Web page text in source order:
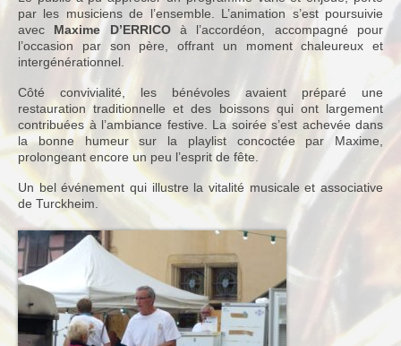
Direction
Vie de l’Orchestre
Répertoire Musical
Calendrier
Blog
Terkabrass
Historique
Direction
Répertoire Musical
Blog
par les musiciens de l’ensemble. L’animation s’est poursuivie
avec Maxime D’ERRICOà l’accordéon, accompagné pour
l’occasion par son père, offrant un moment chaleureux et
intergénérationnel.
Côté convivialité, les bénévoles avaient préparé une
restauration traditionnelle et des boissons qui ont largement
contribuées à l’ambiance festive. La soirée s’est achevée dans
la bonne humeur sur la playlist concoctée par Maxime,
prolongeant encore un peu l’esprit de fête.
Un bel événement qui illustre la vitalité musicale et associative
de Turckheim.